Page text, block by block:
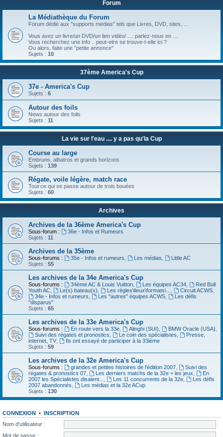
Forum
La Médiathèque du Forum
Forum dédié aux "supports médias" tels que Livres, DVD, sites, ...
Vous avez un livre/un DVD/un lien vidéo/ .... parlez-nous en ....
Vous recherchez une info .. peut-etre se trouve-t-elle ici ?
Ou alors, faite une "petite annonce"
Sujets : 10
37ème America's Cup
37e - America's Cup
Sujets : 6
Autour des foils
News autour des foils
Sujets : 11
La vie sur l'eau .... y a pas qu'la Cup
Course au large
Embruns, albatros et grands horizons
Sujets : 139
Régate, voile légère, match race
Tout ce qui se passe autour de trois bouées
Sujets : 60
Archives
Archives de la 36ème America's Cup
Sous-forum :
36e - Infos et Rumeurs
Sujets : 11
Archives de la 35ème
Sous-forums : 35e - Infos et rumeurs, Les médias,
Little AC
Sujets : 55
Les archives de la 34e America's Cup
Sous-forums : 34ème AC & Louis Vuitton, Les équipes AC34,
Red Bull
Youth AC, Le(s) bateau(x), Les règles\lieux\formats\..., Circuit ACWS,
34e - Infos et rumeurs, Les "autres" équipes ACWS,
Les défis
"disparus"
Sujets : 65
Les archives de la 33e America's Cup
Sous-forums : En route vers la 33e, Alinghi (SUI), BMW Oracle (USA),
Suivi des régates et pronostics, Le coin des spécialistes,
Presse,
internet, TV,
Ils ont essayé de participer à la 33ième
Sujets : 59
Les archives de la 32e America's Cup
Sous-forums : grandes et petites histoires de l'édition 2007,
Suivi des
régates & pronostics 07, Les derniers matchs de la 32e + les jeux,
En
2007 les Spécialistes disaient..., Les 11 concurrents de la 32e,
Les défis
2007 abandonnés,
Les médias et la 32e ACup
Sujets : 130
CONNEXION •
INSCRIPTION
Nom d’utilisateur :
Mot de passe :